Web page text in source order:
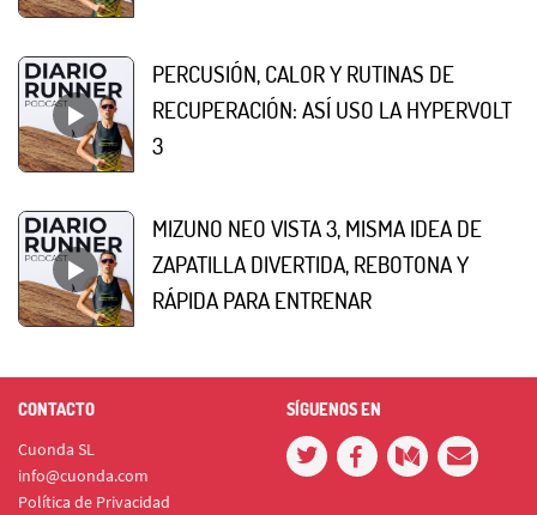
PERCUSIÓN, CALOR Y RUTINAS DE
RECUPERACIÓN: ASÍ USO LA HYPERVOLT
3
MIZUNO NEO VISTA 3, MISMA IDEA DE
ZAPATILLA DIVERTIDA, REBOTONA Y
RÁPIDA PARA ENTRENAR
CONTACTO
Cuonda SL
info@cuonda.com
Política de Privacidad
SÍGUENOS EN